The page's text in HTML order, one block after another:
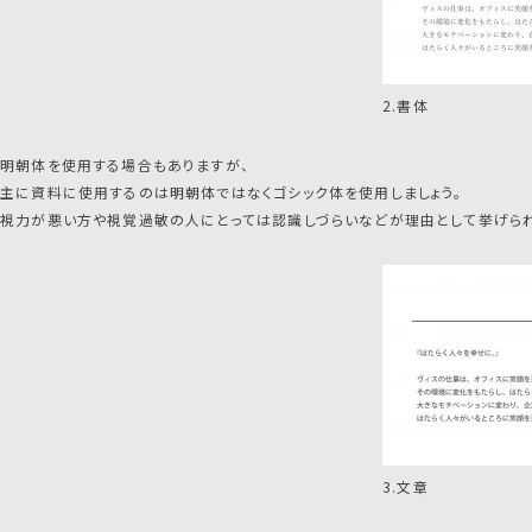
2.書体
明朝体を使用する場合もありますが、
主に資料に使用するのは明朝体ではなくゴシック体を使用しましょう。
視力が悪い方や視覚過敏の人にとっては認識しづらいなどが理由として挙げら
3.文章